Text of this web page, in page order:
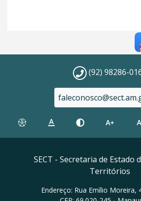
(92) 98286-
SECT - Secretaria de Estado
Territórios
Endereço: Rua Emílio Moreira,